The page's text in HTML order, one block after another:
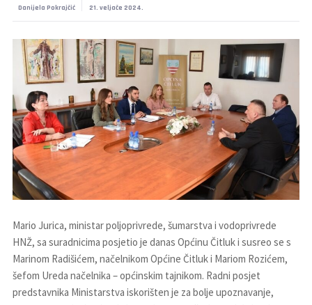
Danijela Pokrajčić 21. veljače 2024.
Mario Jurica, ministar poljoprivrede, šumarstva i vodoprivrede
HNŽ, sa suradnicima posjetio je danas Općinu Čitluk i susreo se s
Marinom Radišićem, načelnikom Općine Čitluk i Mariom Rozićem,
šefom Ureda načelnika – općinskim tajnikom. Radni posjet
predstavnika Ministarstva iskorišten je za bolje upoznavanje,